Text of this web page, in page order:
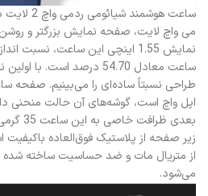
ساعت
می واچ لایت، صفحه نمایش بزرگتر و
نمایش 1.55 اینچی این ساعت،‌
ساعت معادل 54.70 درصد است.
طراحی نسبتاً ساده‌ای را می‌بینیم. صفحه
بعدی
زیر صفحه از پلاستیک فوق‌العاده
از متریال مات و ضد حساسیت ساخته شده
می‌شود.